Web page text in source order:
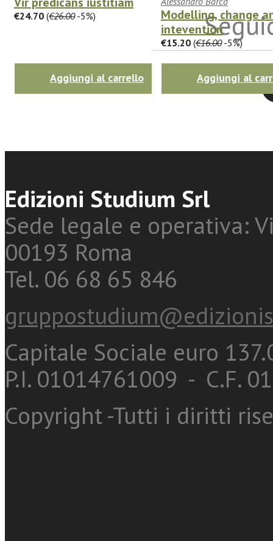
€24.70 (€26.00-5%)
Aggiungi al carrello
Modelling, change
intevention
€15.20 (€16.00-5%)
Aggiungi al
Edizioni Studium Srl
Sede legale e operativa:
00193 Roma
Tel. 06 68 65 846
Capitale Sociale euro
P.I. 01014761009 - C.F.
Copyright -Tutti i diritti